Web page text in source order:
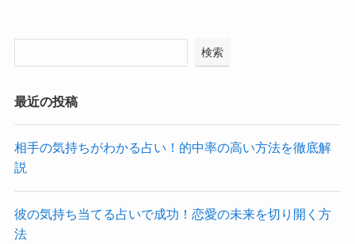
検索
最近の投稿
相手の気持ちがわかる占い！的中率の高い方法を徹底解
説
彼の気持ち当てる占いで成功！恋愛の未来を切り開く方
法